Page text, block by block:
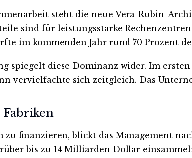
steht die neue Vera-Rubin-
sind für leistungsstarke
im kommenden Jahr rund 70 Prozent
spiegelt diese Dominanz wider. Im
vervielfachte sich zeitgleich. Das
zu finanzieren, blickt das Management
bis zu 14 Milliarden Dollar